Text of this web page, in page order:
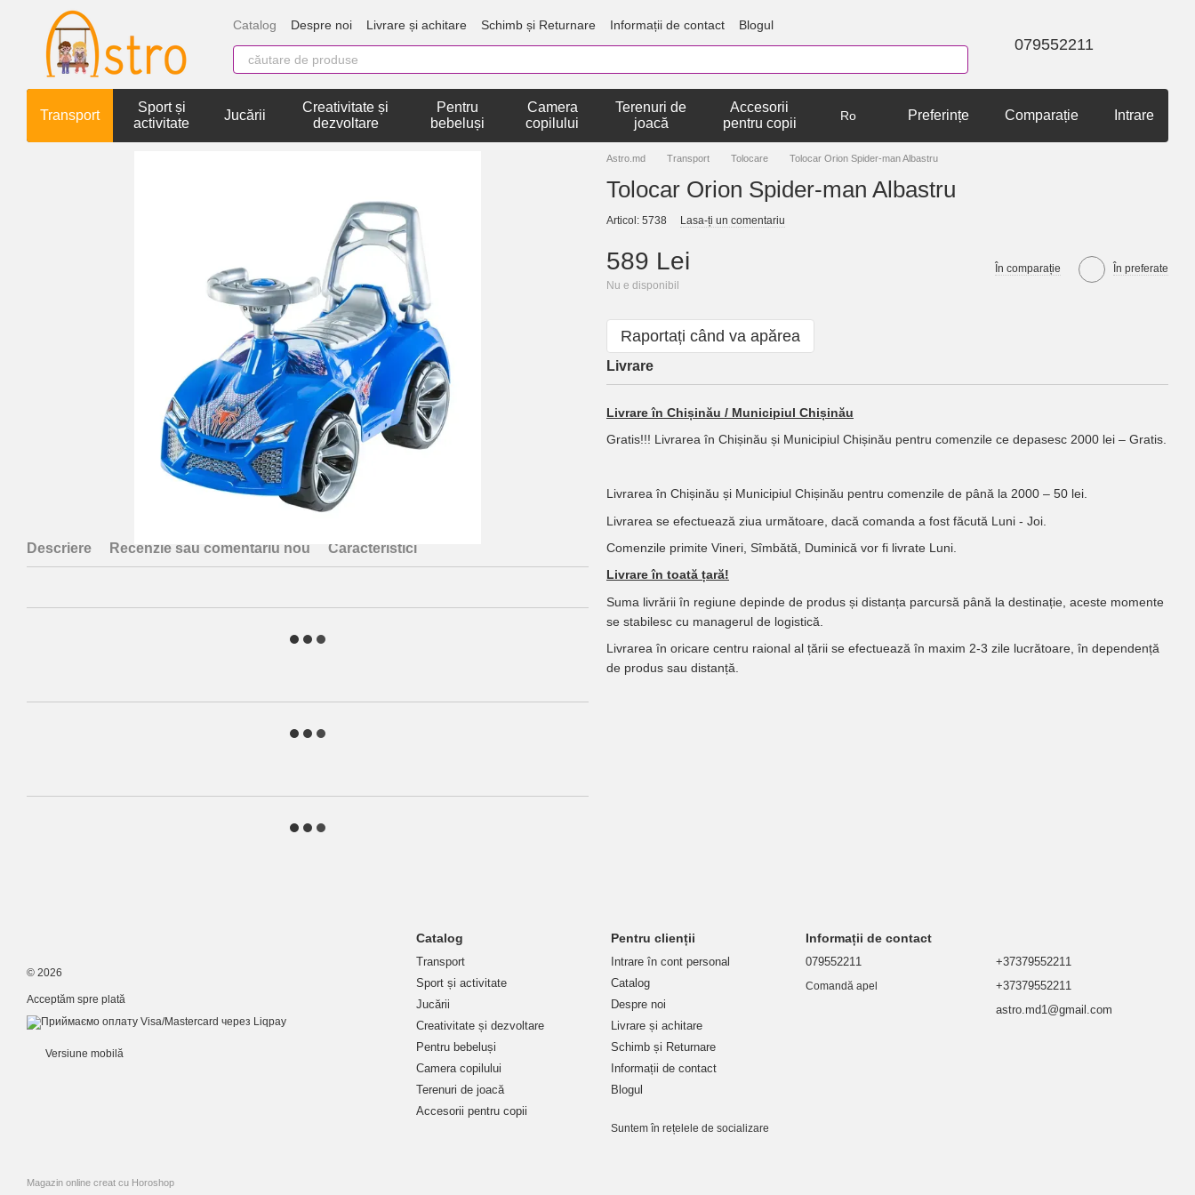
Mergi la conținutul principal
Catalog Despre noi Livrare și achitare Schimb și Returnare Informații de contact Blogul
079552211
Transport
Sport și
activitate
Jucării
Creativitate și
dezvoltare
Pentru
bebeluși
Camera
copilului
Terenuri de
joacă
Accesorii
pentru copii
Ro Preferințe Comparație Intrare
Descriere Recenzie sau comentariu nou Caracteristici
Astro.md Transport Tolocare Tolocar Orion Spider-man Albastru
Tolocar Orion Spider-man Albastru
Articol: 5738 Lasa-ți un comentariu
589 Lei
Nu e disponibil
În comparație În preferate
Raportați când va apărea
Livrare
Livrare în Chișinău / Municipiul Chișinău
Gratis!!! Livrarea în Chișinău și Municipiul Chișinău pentru comenzile ce depasesc 2000 lei – Gratis.
Livrarea în Chișinău și Municipiul Chișinău pentru comenzile de până la 2000 – 50 lei.
Livrarea se efectuează ziua următoare, dacă comanda a fost făcută Luni - Joi.
Comenzile primite Vineri, Sîmbătă, Duminică vor fi livrate Luni.
Livrare în toată țară!
Suma livrării în regiune depinde de produs și distanța parcursă până la destinație, aceste momente
se stabilesc cu managerul de logistică.
Livrarea în oricare centru raional al țării se efectuează în maxim 2-3 zile lucrătoare, în dependență
de produs sau distanță.
© 2026
Acceptăm spre plată
Versiune mobilă
Magazin online creat cu Horoshop
Catalog
Transport
Sport și activitate
Jucării
Creativitate și dezvoltare
Pentru bebeluși
Camera copilului
Terenuri de joacă
Accesorii pentru copii
Pentru clienții
Intrare în cont personal
Catalog
Despre noi
Livrare și achitare
Schimb și Returnare
Informații de contact
Blogul
Suntem în rețelele de socializare
Informații de contact
079552211
Comandă apel
+37379552211
+37379552211
astro.md1@gmail.com